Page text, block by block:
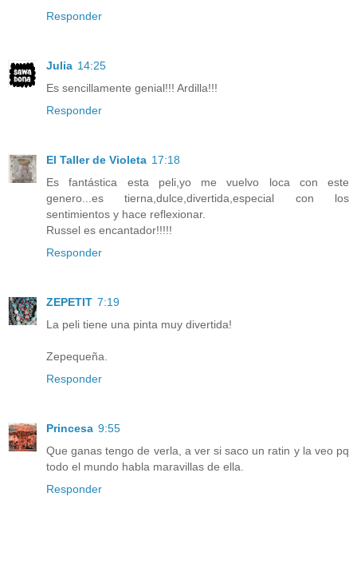
Responder
Julia 14:25
Es sencillamente genial!!! Ardilla!!!
Responder
El Taller de Violeta 17:18
Es fantástica esta peli,yo me vuelvo loca con este
genero...es tierna,dulce,divertida,especial con los
sentimientos y hace reflexionar.
Russel es encantador!!!!!
Responder
ZEPETIT 7:19
La peli tiene una pinta muy divertida!
Zepequeña.
Responder
Princesa 9:55
Que ganas tengo de verla, a ver si saco un ratin y la veo pq
todo el mundo habla maravillas de ella.
Responder